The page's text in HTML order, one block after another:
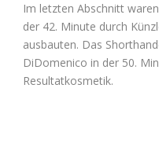
Im letzten Abschnitt
der 42. Minute durch
ausbauten. Das
DiDomenico in der 50.
Resultatkosmetik.